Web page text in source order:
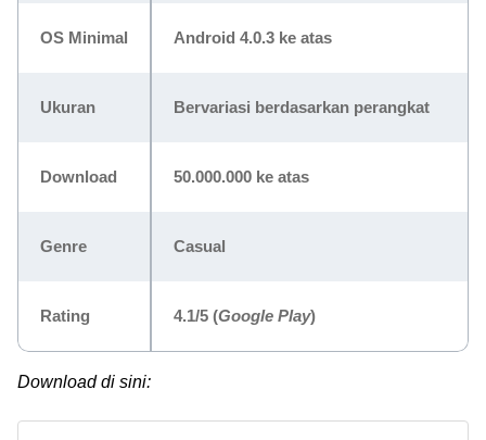
OS Minimal Android 4.0.3 ke atas
Ukuran Bervariasi berdasarkan perangkat
Download 50.000.000 ke atas
Genre Casual
Rating 4.1/5 (Google Play)
Download di sini: